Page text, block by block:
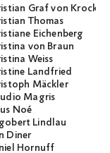
Graf von
Thomas
Eichenberg
von Braun
Weiss
Landfried
Mäckler
Magris
Noé
Lindlau
Diner
Hornuff